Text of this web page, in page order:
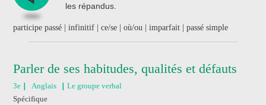
les répandus.
participe passé | infinitif | ce/se | où/ou | imparfait | passé simple
Parler de ses habitudes, qualités et défauts
3e Anglais
Le groupe verbal
Spécifique